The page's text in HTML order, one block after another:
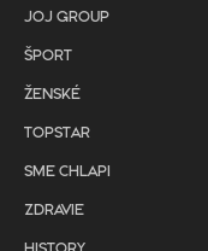
JOJ GROUP
ŠPORT
ŽENSKÉ
TOPSTAR
SME CHLAPI
ZDRAVIE